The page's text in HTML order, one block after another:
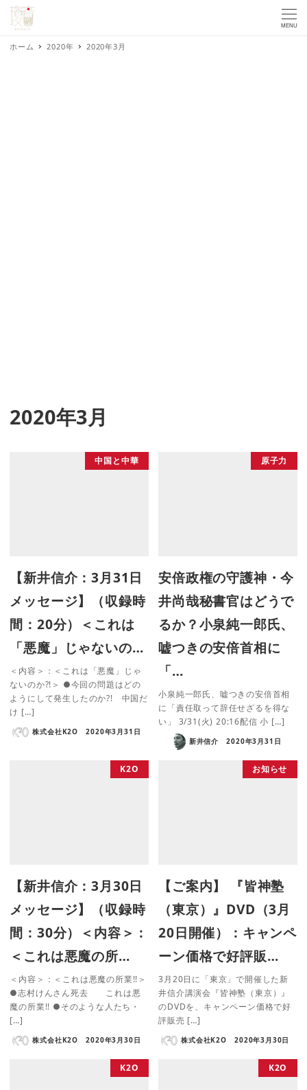
MENU
ホーム 2020年 2020年3月
2020年3月
中国と中華
【新井信介：3月31日
メッセージ】（収録時
間：20分）＜これは
「悪魔」じゃないの…
＜内容＞：＜これは「悪魔」じゃ
ないのか?!＞ ●今回の問題はどの
ようにして発生したのか?! 中国だ
け […]
株式会社K2O 2020年3月31日
原子力
安倍政権の守護神・今
井尚哉秘書官はどうで
るか？小泉純一郎氏、
嘘つきの安倍首相に
「…
小泉純一郎氏、嘘つきの安倍首相
に「責任取って辞任せざるを得な
い」 3/31(火) 20:16配信 小 […]
新井信介 2020年3月31日
K2O
【新井信介：3月30日
メッセージ】（収録時
間：30分）＜内容＞：
＜これは悪魔の所…
＜内容＞：＜これは悪魔の所業!!＞
●志村けんさん死去 これは悪
魔の所業!! ●そのような人たち・
[…]
株式会社K2O 2020年3月30日
お知らせ
【ご案内】 『皆神塾
（東京）』DVD（3月
20日開催）：キャンペ
ーン価格で好評販…
3月20日に「東京」で開催した新
井信介講演会『皆神塾（東京）』
のDVDを、キャンペーン価格で好
評販売 […]
株式会社K2O 2020年3月30日
K2O K2O